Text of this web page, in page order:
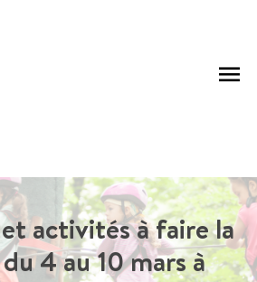
activités à faire la
4 au 10 mars à